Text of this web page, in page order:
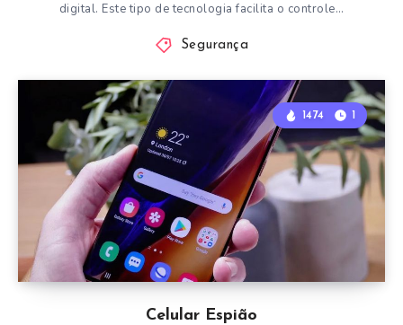
digital. Este tipo de tecnologia facilita o controle…
Segurança
Celular Espião
1474 1